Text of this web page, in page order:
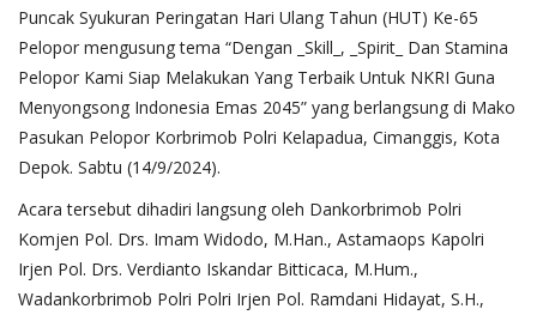
Puncak Syukuran Peringatan Hari Ulang Tahun (HUT) Ke-65
Pelopor mengusung tema “Dengan _Skill_, _Spirit_ Dan Stamina
Pelopor Kami Siap Melakukan Yang Terbaik Untuk NKRI Guna
Menyongsong Indonesia Emas 2045” yang berlangsung di Mako
Pasukan Pelopor Korbrimob Polri Kelapadua, Cimanggis, Kota
Depok. Sabtu (14/9/2024).
Acara tersebut dihadiri langsung oleh Dankorbrimob Polri
Komjen Pol. Drs. Imam Widodo, M.Han., Astamaops Kapolri
Irjen Pol. Drs. Verdianto Iskandar Bitticaca, M.Hum.,
Wadankorbrimob Polri Polri Irjen Pol. Ramdani Hidayat, S.H.,